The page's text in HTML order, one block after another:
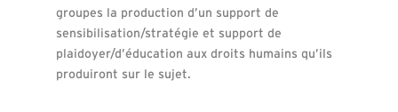
groupes la production d’un support de
sensibilisation/stratégie et support de
plaidoyer/d’éducation aux droits humains qu’ils
produiront sur le sujet.